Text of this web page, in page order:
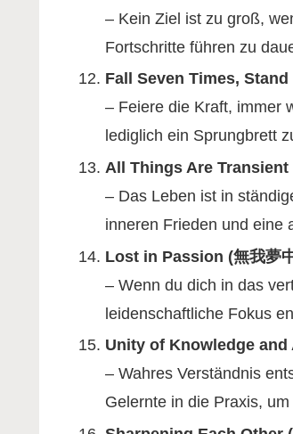
– Kein Ziel ist zu groß,
Fortschritte führen zu
Fall Seven Times,
– Feiere die Kraft, immer
lediglich ein Sprungbrett
All Things Are Transient
– Das Leben ist in
inneren Frieden und eine
Lost in Passion (無我夢
– Wenn du dich in das
leidenschaftliche Fokus
Unity of Knowledge and
– Wahres Verständnis
Gelernte in die Praxis,